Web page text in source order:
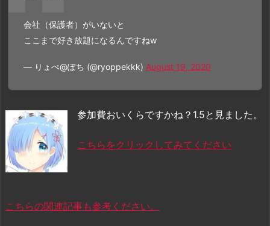
会社（保護者）がいないと
ここまで好き放題になるんですねw
— りょぺ@ぽち (@ryoppekkk) August 19, 2020
参加費おいくらですかね？1.5と見ました。
こちらをクリックしてみてください
こちらの関連記事も参考ください。